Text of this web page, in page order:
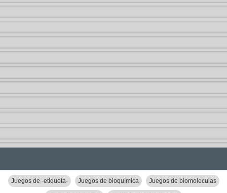
Juegos de -etiqueta- Juegos de bioquímica Juegos de biomoleculas